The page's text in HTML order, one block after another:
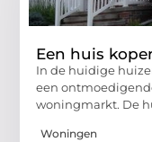
Een huis
In de huidige
een
woningmarkt. De
Woningen